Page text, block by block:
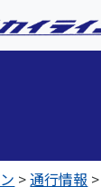
>通行情報